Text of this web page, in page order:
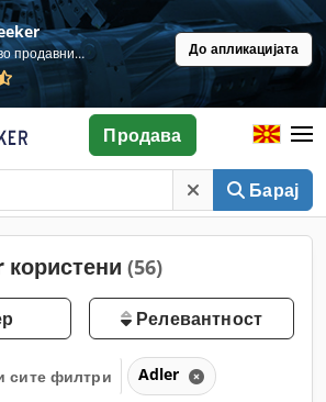
Бесплатно во продавница До апликацијата
Барај
Продава
користени (56)
Релевантност
сите филтри Adler